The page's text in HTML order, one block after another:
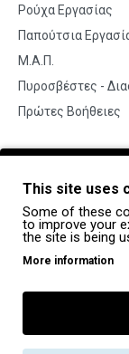
Ρούχα Εργασίας
Παπούτσια
Μ.Α.Π.
Πυροσβέστες -
Πρώτες Βοήθειες
BRANDS
Payper
Dike
Coverguard
Portwest
Exena
This site uses
Some of these
to improve your
the site is being
More information